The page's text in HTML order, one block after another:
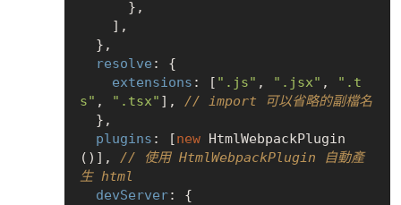
resolve : {
extensions : [ ".js" , ".jsx" ,
".t
s" , ".tsx" ], // import 可以省略的副檔名
plugins : [new HtmlWebpackPlugin
()], // 使用 HtmlWebpackPlugin 自動產
生 html
devServer: {